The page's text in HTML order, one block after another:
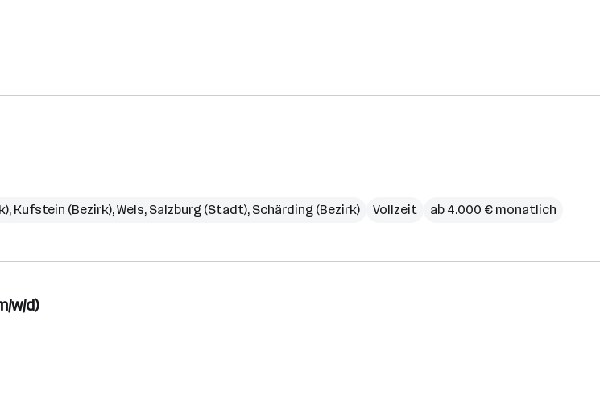
, Kufstein (Bezirk),Wels, Salzburg (Stadt), Schärding (Bezirk) Vollzeit ab 4.000 € monatlich
w/d)